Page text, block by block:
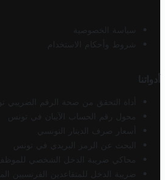
سياسة الخصوصية
شروط وأحكام الاستخدام
أدواتنا
أداة التحقق من صحة الرقم الضريبي
محول رقم الحساب الآيبان في تونس
أسعار صرف الدينار التونسي
البحث عن الرمز البريدي في تونس
محاكي ضريبة الدخل الشخصي للموظف/
ضريبة الدخل للمتقاعدين الفرنسيين